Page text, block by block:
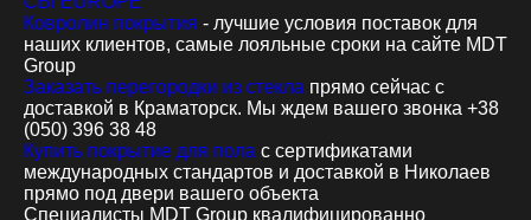
Ковролин покрытия - лучшие условия поставок для
наших клиентов, самые лояльные сроки на сайте MDT
Group
Заказать перегородки из стекла прямо сейчас с
доставкой в Краматорск. Мы ждем вашего звонка +38
(050) 396 38 48
Купить покрытие для пола с сертификатами
международных стандартов и доставкой в Николаев
прямо под двери вашего объекта
Специалисты MDT Group квалифицированно